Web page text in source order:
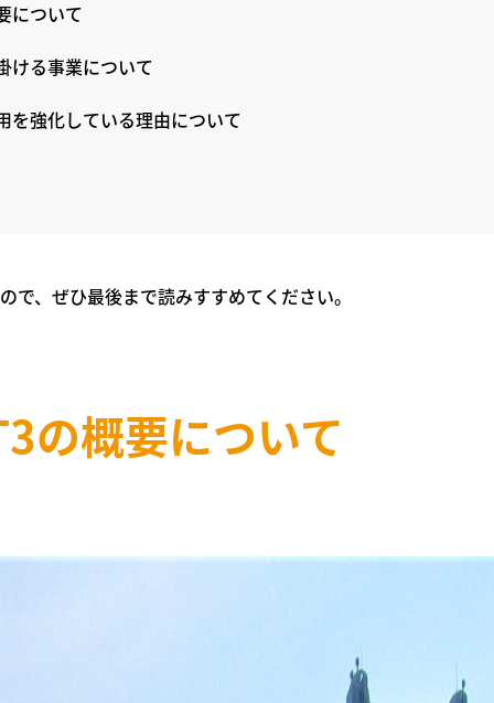
について
ける事業について
を強化している理由について
で、ぜひ最後まで読みすすめてください。
の概要について